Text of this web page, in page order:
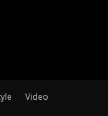
Video